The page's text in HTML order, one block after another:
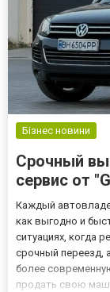
Бізнес новини
Срочный
сервис от
Каждый
как выгодно и
ситуациях, когда
срочный переезд,
более
продать свою